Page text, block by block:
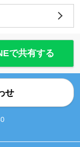
で共有する
せ